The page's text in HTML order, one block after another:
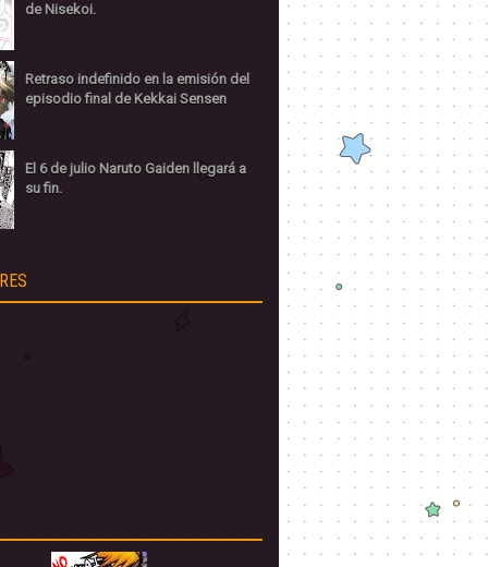
de Nisekoi.
Retraso indefinido en la emisión del
episodio final de Kekkai Sensen
El 6 de julio Naruto Gaiden llegará a
su fin.